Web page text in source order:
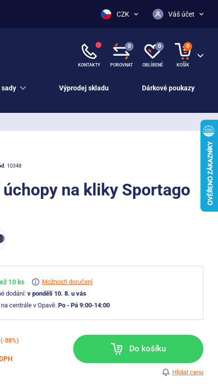
CZK Váš účet
KONTAKTY
0
POROVNAT
0
OBLÍBENÉ
0
KOŠÍK
Výprodej skladu Dárkové poukazy
: 10348
na kliky Sportago
10 ks
Možnosti doručení
dodání:v pondělí 10. 8. u vás
centrále v Opavě: Po - Pá 9:00-14:00
(-38%)
Do košíku
Hlídat cenu